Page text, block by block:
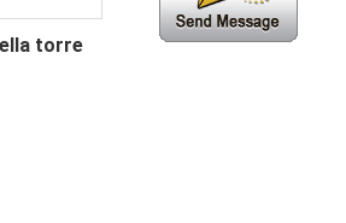
torre